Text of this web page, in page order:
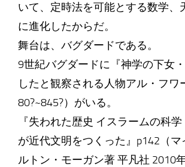
いて、定時法を可能とする数学、
に進化したからだ。
舞台は、バグダードである。
9世紀バグダードに『神学の下女
したと観察される人物アル・フワ
80?~845?）がいる。
『失われた歴史 イスラームの科
が近代文明をつくった』p142（マ
ルトン・モーガン著 平凡社 2010